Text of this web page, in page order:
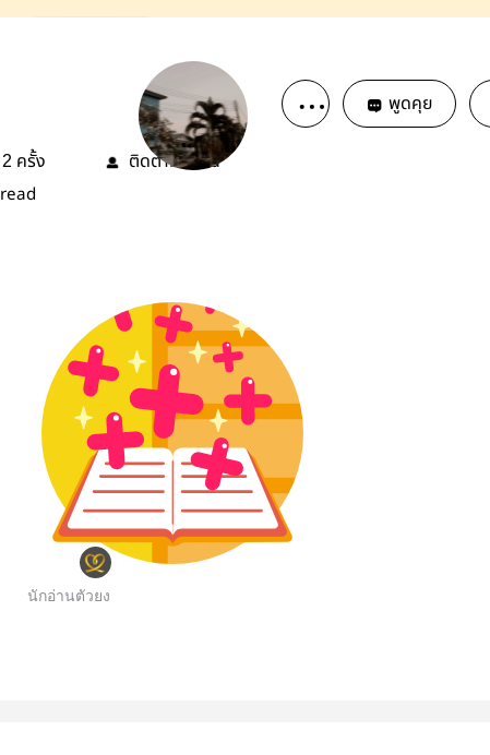
พูดคุย
2 ครั้ง ติดตาม3คน
read
นักอ่านตัวยง